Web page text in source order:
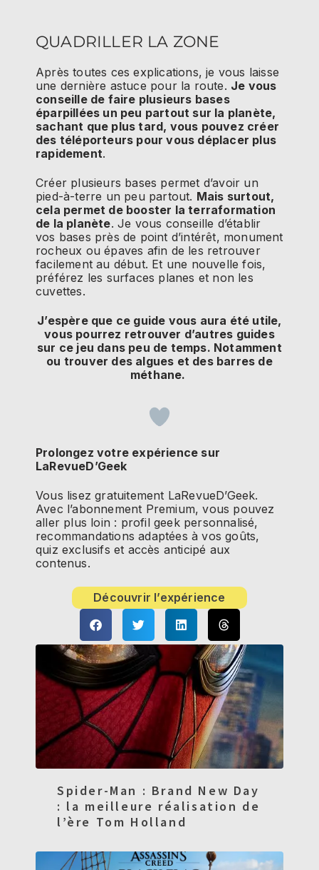
QUADRILLER LA ZONE
Après toutes ces explications, je vous laisse
une dernière astuce pour la route. Je vous
conseille de faire plusieurs bases
éparpillées un peu partout sur la planète,
sachant que plus tard, vous pouvez créer
des téléporteurs pour vous déplacer plus
rapidement.
Créer plusieurs bases permet d’avoir un
pied-à-terre un peu partout. Mais surtout,
cela permet de booster la terraformation
de la planète. Je vous conseille d’établir
vos bases près de point d’intérêt, monument
rocheux ou épaves afin de les retrouver
facilement au début. Et une nouvelle fois,
préférez les surfaces planes et non les
cuvettes.
J’espère que ce guide vous aura été utile,
vous pourrez retrouver d’autres guides
sur ce jeu dans peu de temps. Notamment
ou trouver des algues et des barres de
méthane.
Prolongez votre expérience sur
LaRevueD’Geek
Vous lisez gratuitement LaRevueD’Geek.
Avec l’abonnement Premium, vous pouvez
aller plus loin : profil geek personnalisé,
recommandations adaptées à vos goûts,
quiz exclusifs et accès anticipé aux
contenus.
Découvrir l’expérience
Spider-Man : Brand New Day
: la meilleure réalisation de
l’ère Tom Holland